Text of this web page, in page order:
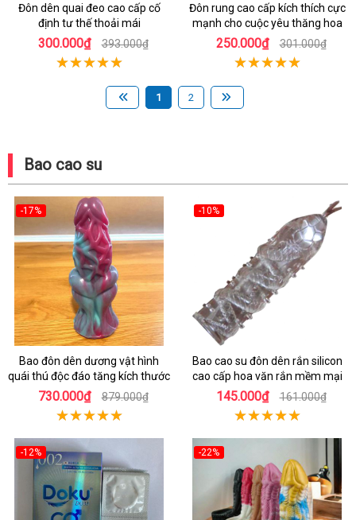
Đôn dên quai đeo cao cấp cố
định tư thế thoải mái
300.000₫ 393.000₫
Đôn rung cao cấp kích thích cực
mạnh cho cuộc yêu thăng hoa
250.000₫ 301.000₫
1 2
Bao cao su
-17%
Bao đôn dên dương vật hình
quái thú độc đáo tăng kích thước
730.000₫ 879.000₫
-10%
Bao cao su đôn dên rắn silicon
cao cấp hoa văn rắn mềm mại
145.000₫ 161.000₫
-12% -22%